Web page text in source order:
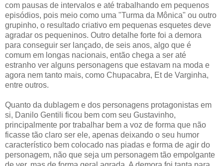
com pausas de intervalos e até trabalhando em pequenos
episódios, pois meio como uma "Turma da Mônica" ou outro
grupinho, o resultado criativo em pequenas esquetes deve
agradar os pequeninos. Outro detalhe forte foi a demora
para conseguir ser lançado, de seis anos, algo que é
comum em longas nacionais, então chega a ser até
estranho ver alguns personagens que estavam na moda e
agora nem tanto mais, como Chupacabra, Et de Varginha,
entre outros.
Quanto da dublagem e dos personagens protagonistas em
si, Danilo Gentili ficou bem com seu Gustavinho,
principalmente por trabalhar bem a voz de forma que não
ficasse tão claro ser ele, apenas deixando o seu humor
característico bem colocado nas piadas e forma de agir do
personagem, não que seja um personagem tão empolgante